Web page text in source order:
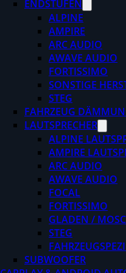
ENDSTUFEN
ALPINE
AMPIRE
ARC AUDIO
AWAVE AUDIO
FORTISSIMO
SONSTIGE
STEG
FAHRZEUG
LAUTSPRECHER
ALPINE
AMPIRE
ARC AUDIO
AWAVE AUDIO
FOCAL
FORTISSIMO
GLADEN /
STEG
SUBWOOFER